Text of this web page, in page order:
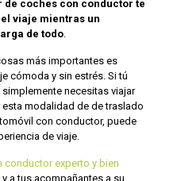
de coches con conductor te
viaje mientras un
de todo.
más importantes es
cómoda y sin estrés. Si tú
necesitas viajar
modalidad de de traslado
con conductor, puede
de viaje.
conductor experto y bien
a tus acompañantes a su